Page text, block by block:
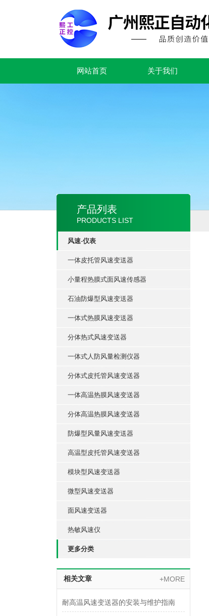
网站首页 关于我们
产品列表
PRODUCTS LIST
风速-仪表
一体皮托管风速变送器
小量程热膜式面风速传感器
石油防爆型风速变送器
一体式热膜风速变送器
分体热式风速变送器
一体式人防风量检测仪器
分体式皮托管风速变送器
一体高温热膜风速变送器
分体高温热膜风速变送器
防爆型风量风速变送器
高温型皮托管风速变送器
模块型风速变送器
微型风速变送器
面风速变送器
热敏风速仪
更多分类
相关文章 +MORE
耐高温风速变送器的安装与维护指南